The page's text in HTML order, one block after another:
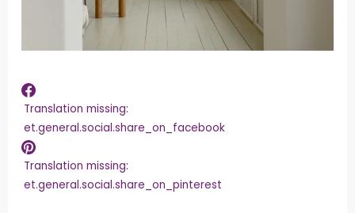
Translation missing:
et.general.social.share_on_facebook
Translation missing:
et.general.social.share_on_pinterest